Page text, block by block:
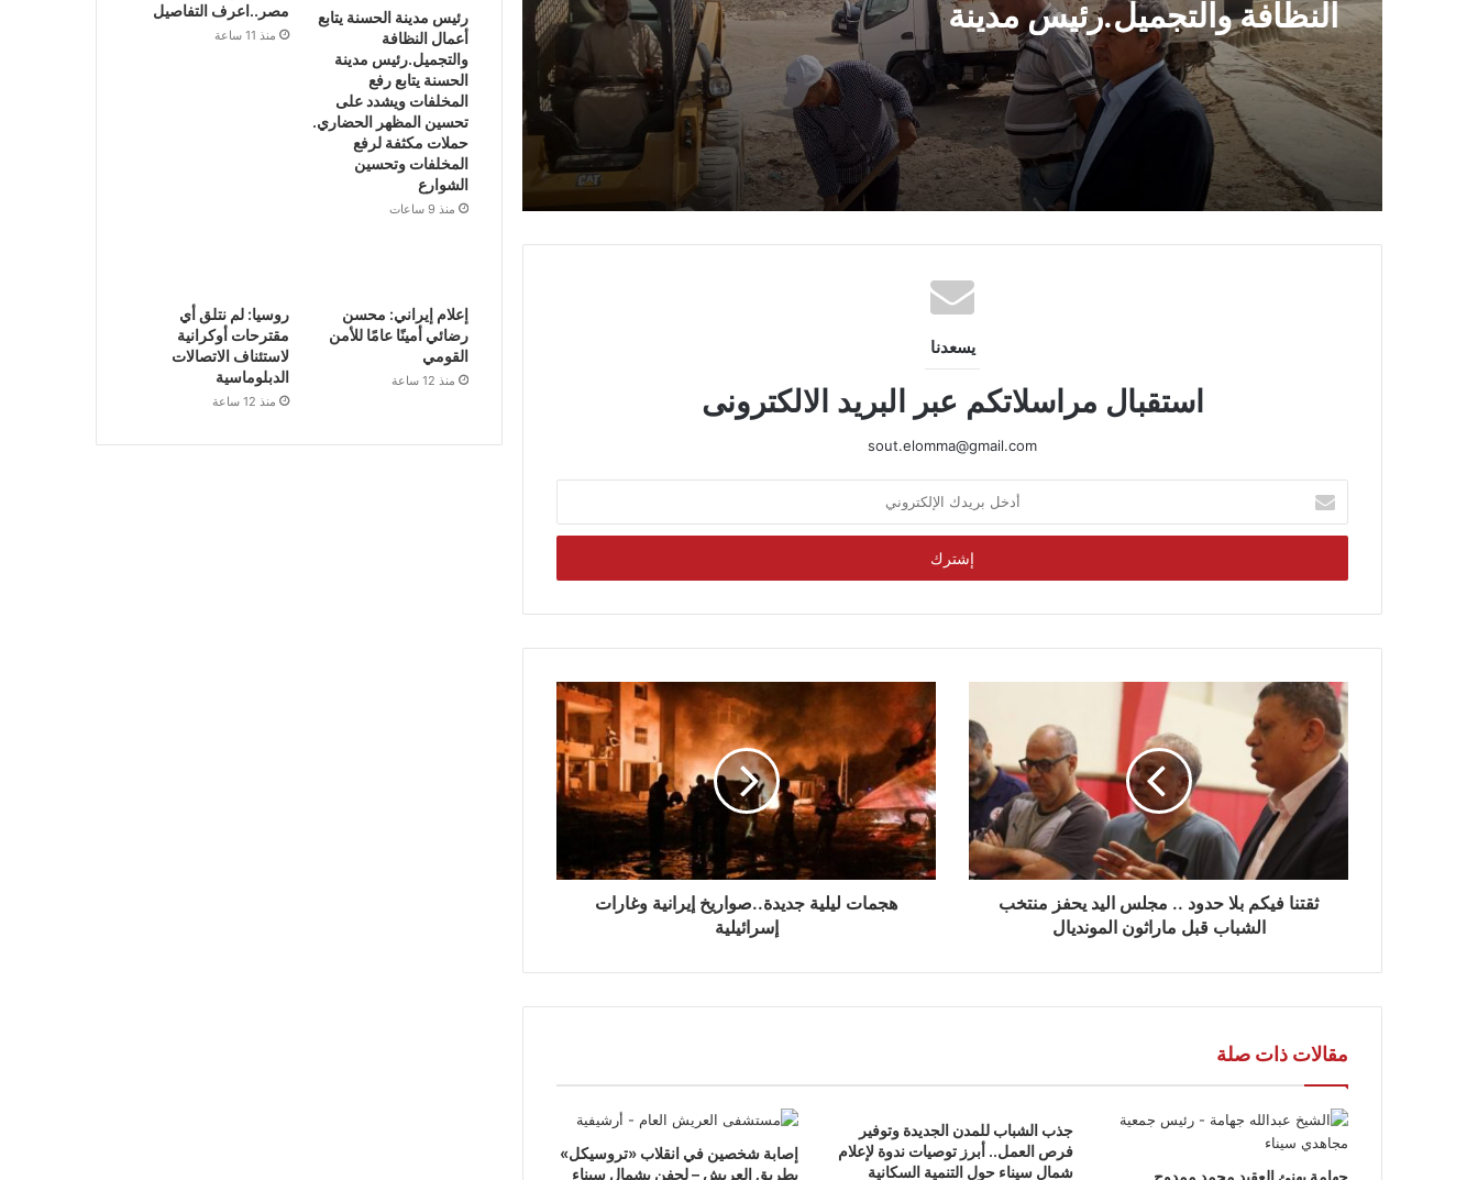
النظافة والتجميل.رئيس مدينة
الحسنة يتابع رفع المخلفات ويشدد
على تحسين المظهر الحضاري.
حملات مكثفة لرفع المخلفات
وتحسين الشوارع
إجمالي المستفيدين إلى 104 ضمن «الفارس
الشهم 3»
وزارة الدولة للإعلام تطلق دعوة للاستخدام
المسؤول للتواصل الاجتماعي.. نحو فضاء
رقمي مصري أكثر أمانًا واحترامًا
تهنئة
يسعدنا
استقبال مراسلاتكم عبر البريد الالكترونى
sout.elomma@gmail.com
بريدك
الإلكتروني
ثقتنا فيكم بلا حدود .. مجلس اليد يحفز منتخب
الشباب قبل ماراثون المونديال
هجمات ليلية جديدة..صواريخ إيرانية وغارات
إسرائيلية
مقالات ذات صلة
جهامة يهنئ العقيد محمد ممدوح
جذب الشباب للمدن الجديدة وتوفير
فرص العمل.. أبرز توصيات ندوة لإعلام
شمال سيناء حول التنمية السكانية
إصابة شخصين في انقلاب «تروسيكل»
بطريق العريش – لحفن بشمال سيناء
رئيس مدينة الحسنة يتابع
أعمال النظافة
والتجميل.رئيس مدينة
الحسنة يتابع رفع
المخلفات ويشدد على
تحسين المظهر الحضاري.
حملات مكثفة لرفع
المخلفات وتحسين
الشوارع
منذ 9 ساعات
مصر..اعرف التفاصيل
منذ 11 ساعة
إعلام إيراني: محسن
رضائي أمينًا عامًا للأمن
القومي
منذ 12 ساعة
روسيا: لم نتلق أي
مقترحات أوكرانية
لاستئناف الاتصالات
الدبلوماسية
منذ 12 ساعة